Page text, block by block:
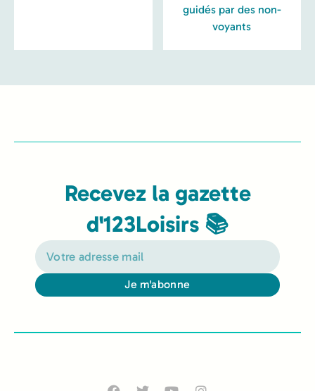
guidés par des non-
voyants
Recevez la gazette
d'123Loisirs 📚
Je m'abonne